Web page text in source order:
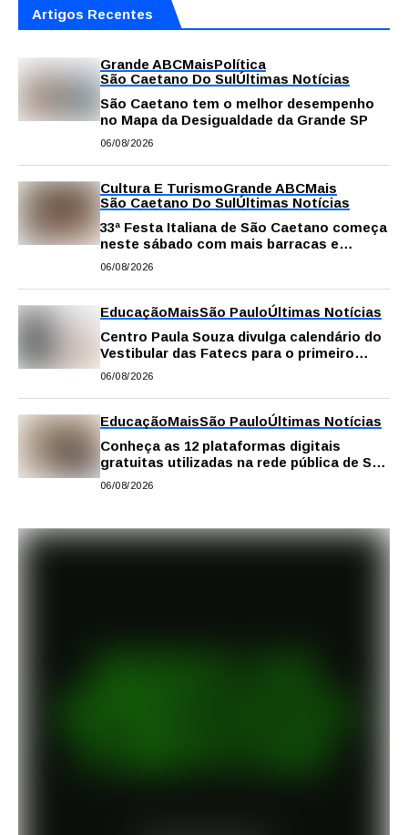
Artigos Recentes
Grande ABCMaisPolítica
São Caetano Do SulÚltimas Notícias
São Caetano tem o melhor desempenho
no Mapa da Desigualdade da Grande SP
06/08/2026
Cultura E TurismoGrande ABCMais
São Caetano Do SulÚltimas Notícias
33ª Festa Italiana de São Caetano começa
neste sábado com mais barracas e
novidades em decoração e atrações
06/08/2026
EducaçãoMaisSão PauloÚltimas Notícias
Centro Paula Souza divulga calendário do
Vestibular das Fatecs para o primeiro
semestre de 2027
06/08/2026
EducaçãoMaisSão PauloÚltimas Notícias
Conheça as 12 plataformas digitais
gratuitas utilizadas na rede pública de SP
para reforçar a aprendizagem
06/08/2026